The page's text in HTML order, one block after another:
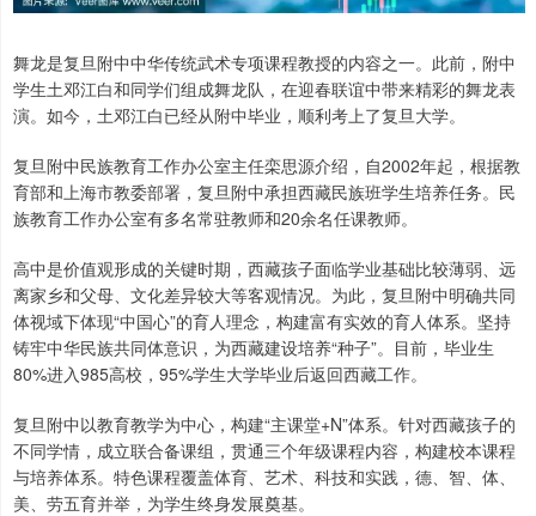
舞龙是复旦附中中华传统武术专项课程教授的内容之一。此前，附中
学生土邓江白和同学们组成舞龙队，在迎春联谊中带来精彩的舞龙表
演。如今，土邓江白已经从附中毕业，顺利考上了复旦大学。
复旦附中民族教育工作办公室主任栾思源介绍，自2002年起，根据教
育部和上海市教委部署，复旦附中承担西藏民族班学生培养任务。民
族教育工作办公室有多名常驻教师和20余名任课教师。
高中是价值观形成的关键时期，西藏孩子面临学业基础比较薄弱、远
离家乡和父母、文化差异较大等客观情况。为此，复旦附中明确共同
体视域下体现“中国心”的育人理念，构建富有实效的育人体系。坚持
铸牢中华民族共同体意识，为西藏建设培养“种子”。目前，毕业生
80%进入985高校，95%学生大学毕业后返回西藏工作。
复旦附中以教育教学为中心，构建“主课堂+N”体系。针对西藏孩子的
不同学情，成立联合备课组，贯通三个年级课程内容，构建校本课程
与培养体系。特色课程覆盖体育、艺术、科技和实践，德、智、体、
美、劳五育并举，为学生终身发展奠基。